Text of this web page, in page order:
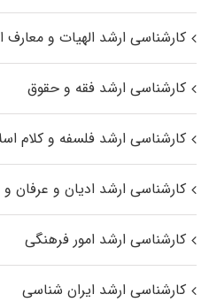
کارشناسی ارشد الهیات و
کارشناسی ارشد فقه و حقوق
کارشناسی ارشد فلسفه و کلام
کارشناسی ارشد ادیان و عرفان
کارشناسی ارشد امور فرهنگی
کارشناسی ارشد ایران شناسی